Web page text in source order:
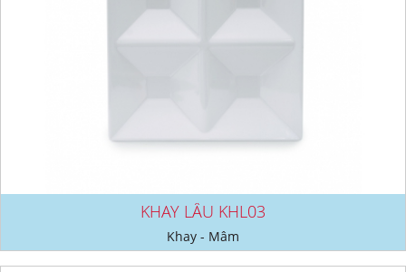
KHAY LẨU KHL03
Khay - Mâm